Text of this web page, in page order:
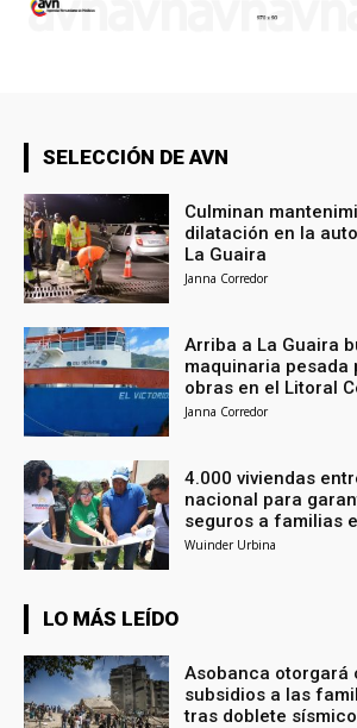
SELECCIÓN DE AVN
Culminan
dilatación en la
La Guaira
Janna Corredor
Arriba a La Guaira
maquinaria pesada
obras en el Litoral
Janna Corredor
4.000 viviendas
nacional para
seguros a familias
Wuinder Urbina
LO MÁS LEÍDO
Asobanca otorgará
subsidios a las
tras doblete sísmico